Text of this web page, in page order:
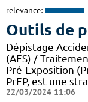
relevance:
Outils de
Dépistage
(AES) /
Pré-Exposition
PrEP, est une
22/03/2024 11:06